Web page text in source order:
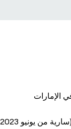
الإمارات